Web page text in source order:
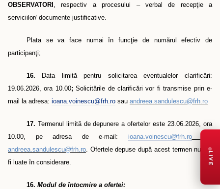
OBSERVATORI , respectiv a procesului – verbal de recepţie a
serviciilor/ documente justificative.
Plata se va face numai în funcţie de numărul efectiv de
participanţi;
16. Data limită pentru solicitarea eventualelor clarificări:
19.06.2026, ora 10.00;Solicitările de clarificări vor fi transmise prin e-
mail la adresa: ioana.voinescu@frh.ro sau andreea.sandulescu@frh.ro
17. Termenul limită de depunere a ofertelor este 23.06.2026, ora
10.00, pe adresa de e-mail: ioana.voinescu@frh.ro
andreea.sandulescu@frh.ro. Ofertele depuse după acest termen nu vor
fi luate în considerare.
16. Modul de întocmire a ofertei:
LIVE